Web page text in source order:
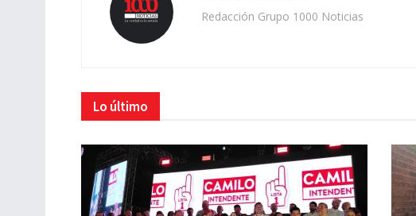
Redacción Grupo 1000 Noticias
Lo último